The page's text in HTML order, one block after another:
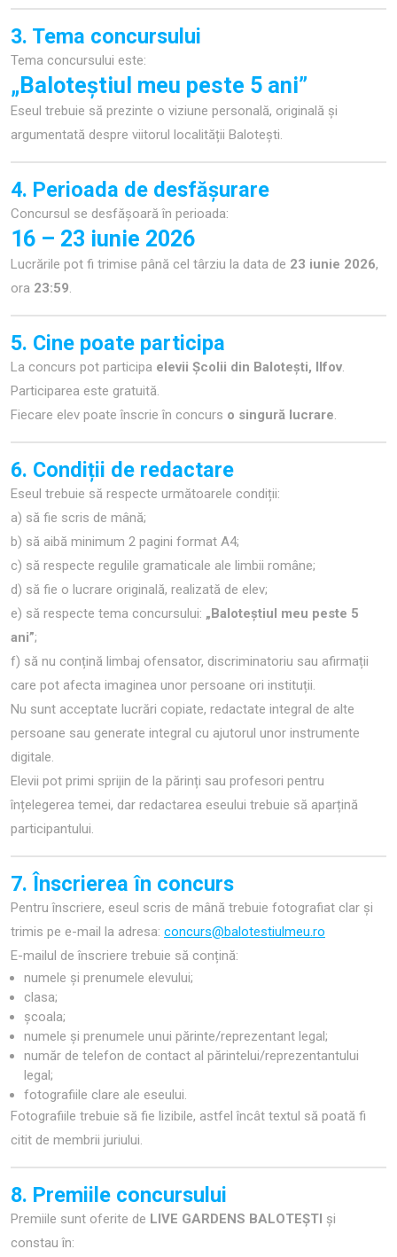
3. Tema concursului
Tema concursului este:
„Baloteștiul meu peste 5 ani”
Eseul trebuie să prezinte o viziune personală, originală și
argumentată despre viitorul localității Balotești.
4. Perioada de desfășurare
Concursul se desfășoară în perioada:
16 – 23 iunie 2026
Lucrările pot fi trimise până cel târziu la data de 23 iunie 2026,
ora 23:59.
5. Cine poate participa
La concurs pot participa elevii Școlii din Balotești, Ilfov.
Participarea este gratuită.
Fiecare elev poate înscrie în concurs o singură lucrare.
6. Condiții de redactare
Eseul trebuie să respecte următoarele condiții:
a) să fie scris de mână;
b) să aibă minimum 2 pagini format A4;
c) să respecte regulile gramaticale ale limbii române;
d) să fie o lucrare originală, realizată de elev;
e) să respecte tema concursului: „Baloteștiul meu peste 5
ani”;
f) să nu conțină limbaj ofensator, discriminatoriu sau afirmații
care pot afecta imaginea unor persoane ori instituții.
Nu sunt acceptate lucrări copiate, redactate integral de alte
persoane sau generate integral cu ajutorul unor instrumente
digitale.
Elevii pot primi sprijin de la părinți sau profesori pentru
înțelegerea temei, dar redactarea eseului trebuie să aparțină
participantului.
7. Înscrierea în concurs
Pentru înscriere, eseul scris de mână trebuie fotografiat clar și
trimis pe e-mail la adresa: concurs@balotestiulmeu.ro
E-mailul de înscriere trebuie să conțină:
numele și prenumele elevului;
clasa;
școala;
numele și prenumele unui părinte/reprezentant legal;
număr de telefon de contact al părintelui/reprezentantului
legal;
fotografiile clare ale eseului.
Fotografiile trebuie să fie lizibile, astfel încât textul să poată fi
citit de membrii juriului.
8. Premiile concursului
Premiile sunt oferite de LIVE GARDENS BALOTEȘTI și
constau în: